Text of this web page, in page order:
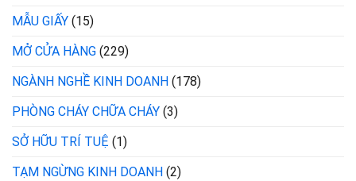
MẪU GIẤY (15)
MỞ CỬA HÀNG (229)
NGÀNH NGHỀ KINH DOANH (178)
PHÒNG CHÁY CHỮA CHÁY (3)
SỞ HỮU TRÍ TUỆ (1)
TẠM NGỪNG KINH DOANH (2)